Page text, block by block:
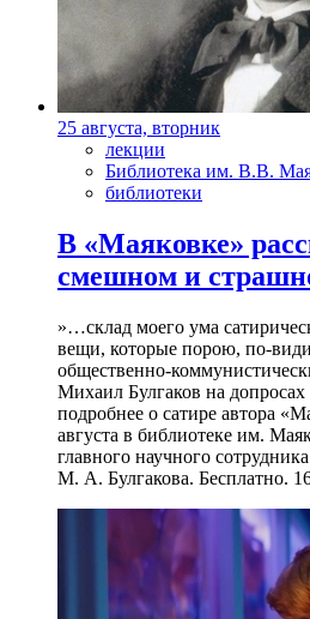
25 августа, вторник
лекции
Библиотека им. В.В.
библиотеки
В «Маяковке»
смешном и
»…склад моего ума
вещи, которые порою, по-
общественно-
Михаил Булгаков на
подробнее о сатире автора
августа в библиотеке им.
главного научного
М. А. Булгакова. Бесплатно.